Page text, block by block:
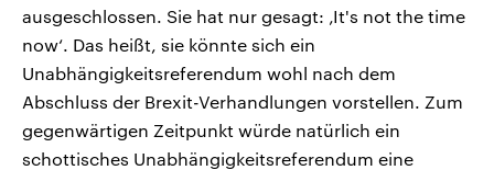
ausgeschlossen. Sie hat nur gesagt: ‚It's not the time
now‘. Das heißt, sie könnte sich ein
Unabhängigkeitsreferendum wohl nach dem
Abschluss der Brexit-Verhandlungen vorstellen. Zum
gegenwärtigen Zeitpunkt würde natürlich ein
schottisches Unabhängigkeitsreferendum eine